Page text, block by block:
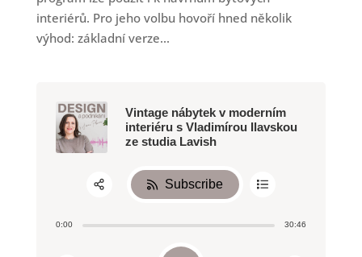
interiérů. Pro jeho volbu hovoří hned několik
výhod: základní verze...
Vintage nábytek v moderním
interiéru s Vladimírou Ilavskou
ze studia Lavish
0:00 30:46
Subscribe
Share:
RSS